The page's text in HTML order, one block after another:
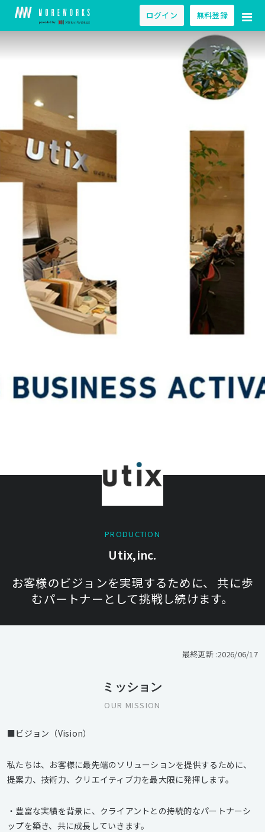
ログイン 無料登録
PRODUCTION
Utix,inc.
お客様のビジョンを実現するために、 共に歩
むパートナーとして挑戦し続けます。
最終更新 :2026/06/17
ミッション
OUR MISSION
■ビジョン（Vision）
私たちは、お客様に最先端のソリューションを提供するために、
提案力、技術力、クリエイティブ力を最大限に発揮します。
・豊富な実績を背景に、クライアントとの持続的なパートナーシ
ップを築き、共に成長していきます。